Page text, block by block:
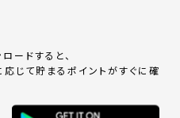
ードすると、
じて貯まるポイントがすぐに確